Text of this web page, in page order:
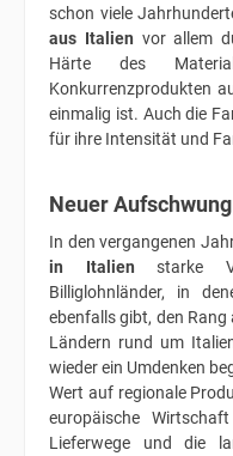
schon viele
aus Italien vor allem
Härte des
Konkurrenzprodukten
einmalig ist. Auch die
für ihre Intensität und
Neuer
In den vergangenen
in Italien starke
Billiglohnländer, in
ebenfalls gibt, den
Ländern rund um
wieder ein Umdenken
Wert auf regionale
europäische
Lieferwege und die